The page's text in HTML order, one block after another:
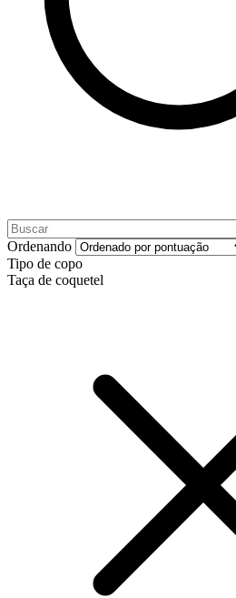
Ordenando
Tipo de copo
Taça de coquetel